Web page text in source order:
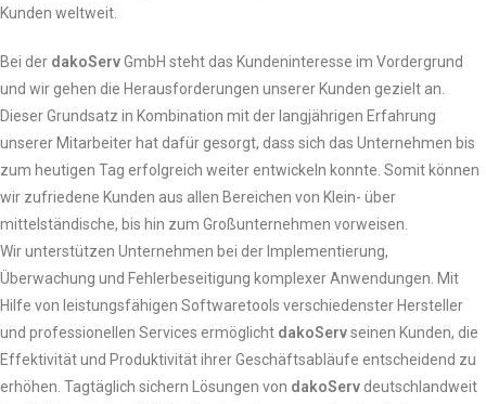
Kunden weltweit.
Bei der dakoServGmbH steht das Kundeninteresse im Vordergrund
und wir gehen die Herausforderungen unserer Kunden gezielt an.
Dieser Grundsatz in Kombination mit der langjährigen Erfahrung
unserer Mitarbeiter hat dafür gesorgt, dass sich das Unternehmen bis
zum heutigen Tag erfolgreich weiter entwickeln konnte. Somit können
wir zufriedene Kunden aus allen Bereichen von Klein- über
mittelständische, bis hin zum Großunternehmen vorweisen.
Wir unterstützen Unternehmen bei der Implementierung,
Überwachung und Fehlerbeseitigung komplexer Anwendungen. Mit
Hilfe von leistungsfähigen Softwaretools verschiedenster Hersteller
und professionellen Services ermöglicht dakoServseinen Kunden, die
Effektivität und Produktivität ihrer Geschäftsabläufe entscheidend zu
erhöhen. Tagtäglich sichern Lösungen von dakoServ deutschlandweit